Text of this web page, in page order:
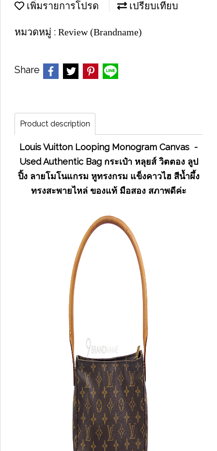
เพิ่มรายการโปรด เปรียบเทียบ
หมวดหมู่ : Review (Brandname)
Share
Product description
Louis Vuitton Looping Monogram Canvas -
Used Authentic Bag กระเป๋า หลุยส์ วิตตอง ลูป
ปิ้ง ลายโมโนแกรม หูทรงกรม แข็งคาวไฮ สีน้ำผึ้ง
ทรงสะพายไหล่ ของแท้ มือสอง สภาพดีค่ะ